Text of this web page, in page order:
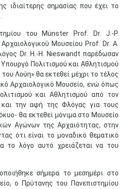
ιδιαίτερης σημασίας που έχει το
του Münster Prof. Dr. J.-P.
Μουσείου Prof. Dr. A.
Dr. H.-H. Nieswandt παρέδωσαν
Πολιτισμού και Αθλητισμού
Λούη» θα εκτεθεί μέχρι το τέλος
Αρχαιολογικό Μουσείο, ενώ όπως
και Αθλητισμού από τον
την αφή της Φλόγας για τους
θα εκτεθεί μόνιμα στο Μουσείο
Αγώνων της Αρχαιότητας, στην
ότι είναι το μοναδικό θεματικό
το λόγο αυτό χρειάζεται να του
σήμερα το μεσημέρι στο
ο Πρύτανης του Πανεπιστημίου